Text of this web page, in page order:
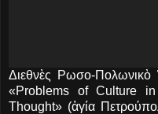
Διεθνὲς Ρωσο-Πολωνικὸ
«Problems of Culture
Thought» (ἁγία